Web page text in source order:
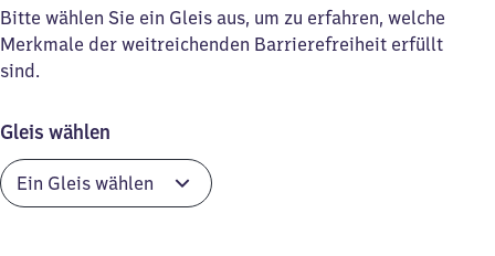
Bitte wählen Sie ein Gleis aus, um zu erfahren, welche
Merkmale der weitreichenden Barrierefreiheit erfüllt
sind.
Gleis wählen